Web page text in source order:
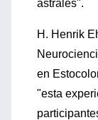
astrales".
H. Henrik
en
"esta